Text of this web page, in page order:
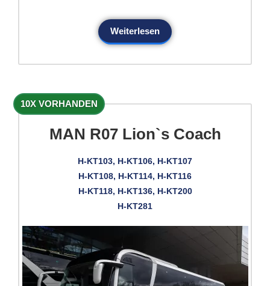
Weiterlesen
10X VORHANDEN
MAN R07 Lion`s Coach
H-KT103, H-KT106, H-KT107
H-KT108, H-KT114, H-KT116
H-KT118, H-KT136, H-KT200
H-KT281